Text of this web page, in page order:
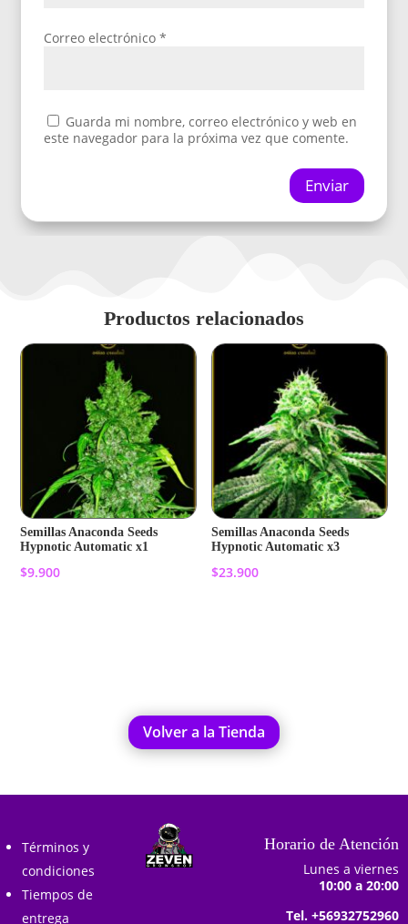
Correo electrónico*
Guarda mi nombre, correo electrónico y web en
este navegador para la próxima vez que comente.
Enviar
Productos relacionados
Semillas Anaconda Seeds
Hypnotic Automatic x1
$9.900
Semillas Anaconda Seeds
Hypnotic Automatic x3
$23.900
Volver a la Tienda
Términos y
condiciones
Tiempos de
entrega
Horario de Atención
Lunes a viernes
10:00 a 20:00
Tel. +56932752960